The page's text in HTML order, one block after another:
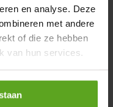
en analyse. Deze
met andere
of die ze hebben
van hun services.
+
B14 380VAC